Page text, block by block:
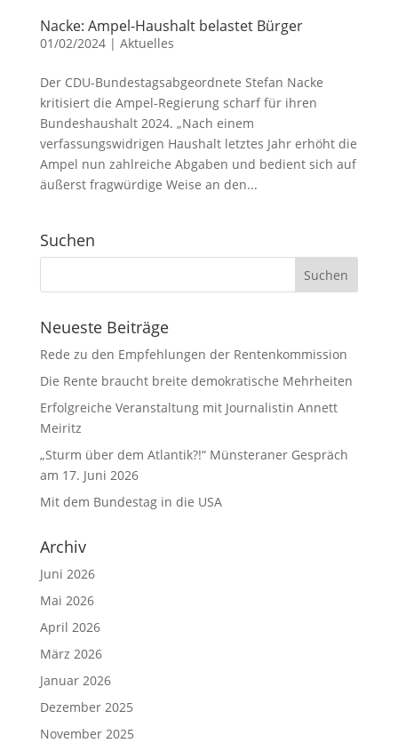
Nacke: Ampel-Haushalt belastet Bürger
01/02/2024| Aktuelles
Der CDU-Bundestagsabgeordnete Stefan Nacke
kritisiert die Ampel-Regierung scharf für ihren
Bundeshaushalt 2024. „Nach einem
verfassungswidrigen Haushalt letztes Jahr erhöht die
Ampel nun zahlreiche Abgaben und bedient sich auf
äußerst fragwürdige Weise an den...
Suchen
Neueste Beiträge
Rede zu den Empfehlungen der Rentenkommission
Die Rente braucht breite demokratische Mehrheiten
Erfolgreiche Veranstaltung mit Journalistin Annett
Meiritz
„Sturm über dem Atlantik?!“ Münsteraner Gespräch
am 17. Juni 2026
Mit dem Bundestag in die USA
Archiv
Juni 2026
Mai 2026
April 2026
März 2026
Januar 2026
Dezember 2025
November 2025